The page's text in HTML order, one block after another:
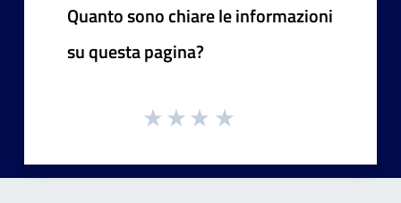
Quanto sono chiare le informazioni
su questa pagina?